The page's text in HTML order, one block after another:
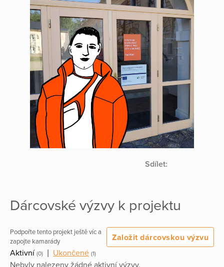
Sdílet:
Dárcovské výzvy k projektu
Podpořte tento projekt ještě víc a
zapojte kamarády
Založit dárcovskou výzvu
Aktivní (0) Ukončené (1)